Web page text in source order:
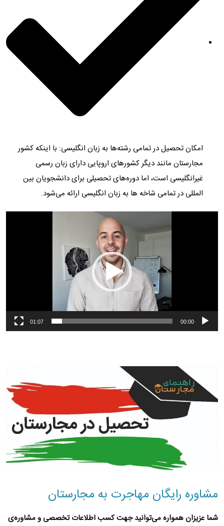
امکان تحصیل در تمامی رشته‌ها به زبان انگلیسی: با اینکه کشور
مجارستان مانند دیگر کشورهای اروپایی دارای زبان رسمی
غیرانگلیسی است، اما دوره‌های تحصیلی برای دانشجویان بین
المللی در تمامی شاخه ها به زبان انگلیسی ارائه می‌شود.
00:00
01:07
مشاوره رایگان مهاجرت به مجارستان
شما عزیزان همواره می‌توانید جهت کسب اطلاعات تخصصی و‌ مشاوره‌ی